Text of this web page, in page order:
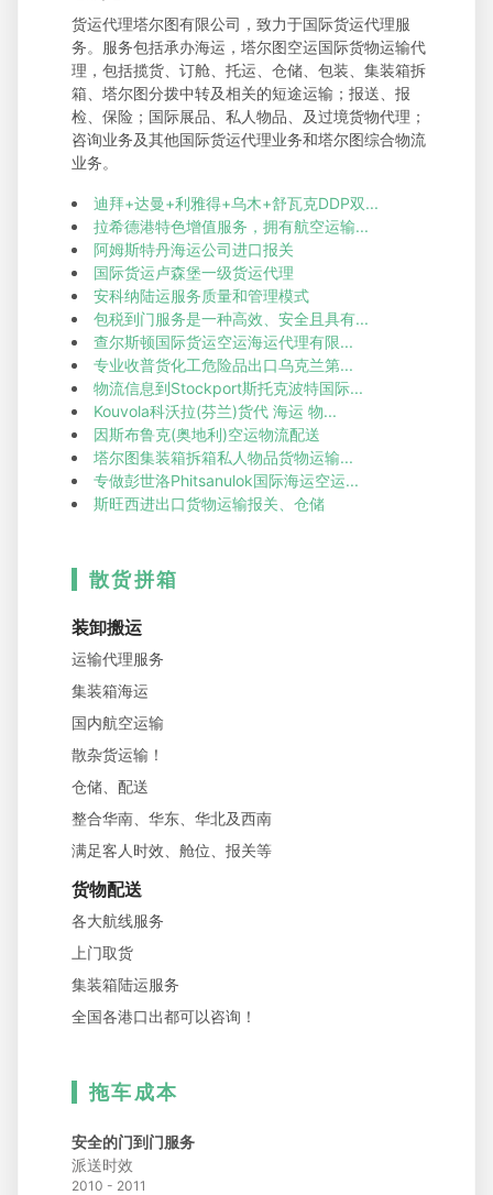
货运代理塔尔图有限公司，致力于国际货运代理服
务。服务包括承办海运，塔尔图空运国际货物运输代
理，包括揽货、订舱、托运、仓储、包装、集装箱拆
箱、塔尔图分拨中转及相关的短途运输；报送、报
检、保险；国际展品、私人物品、及过境货物代理；
咨询业务及其他国际货运代理业务和塔尔图综合物流
业务。
迪拜+达曼+利雅得+乌木+舒瓦克DDP双...
拉希德港特色增值服务，拥有航空运输...
阿姆斯特丹海运公司进口报关
国际货运卢森堡一级货运代理
安科纳陆运服务质量和管理模式
包税到门服务是一种高效、安全且具有...
查尔斯顿国际货运空运海运代理有限...
专业收普货化工危险品出口乌克兰第...
物流信息到Stockport斯托克波特国际...
Kouvola科沃拉(芬兰)货代 海运 物...
因斯布鲁克(奥地利)空运物流配送
塔尔图集装箱拆箱私人物品货物运输...
专做彭世洛Phitsanulok国际海运空运...
斯旺西进出口货物运输报关、仓储
散货拼箱
装卸搬运
运输代理服务
集装箱海运
国内航空运输
散杂货运输！
仓储、配送
整合华南、华东、华北及西南
满足客人时效、舱位、报关等
货物配送
各大航线服务
上门取货
集装箱陆运服务
全国各港口出都可以咨询！
拖车成本
安全的门到门服务
派送时效
2010 - 2011